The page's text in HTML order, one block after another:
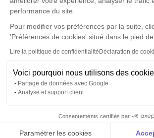
performance du site.
Pour modifier vos préférences par la suite,
'Préférences de cookies' situé dans le pied de
Lire la politique de confidentialitéDéclaration de
Voici pourquoi nous utilisons des
Partage de données avec Google
Analyse et support client
Consentements certifiés par
Paramétrer les cookies
méritent qu'on en discute avant de
suite.
Pouvez-vous me confirmer votre
parvenir la lettre de mission
foulée.
[Prénom Nom]